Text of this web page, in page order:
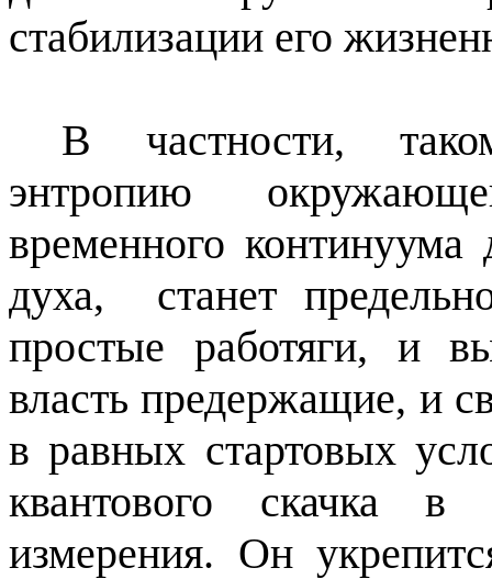
стабилизации его
В частности,
энтропию
временного континуума
духа,
станет
простые работяги, и
власть предержащие, и
в равных стартовых
квантового скачка в
измерения. Он